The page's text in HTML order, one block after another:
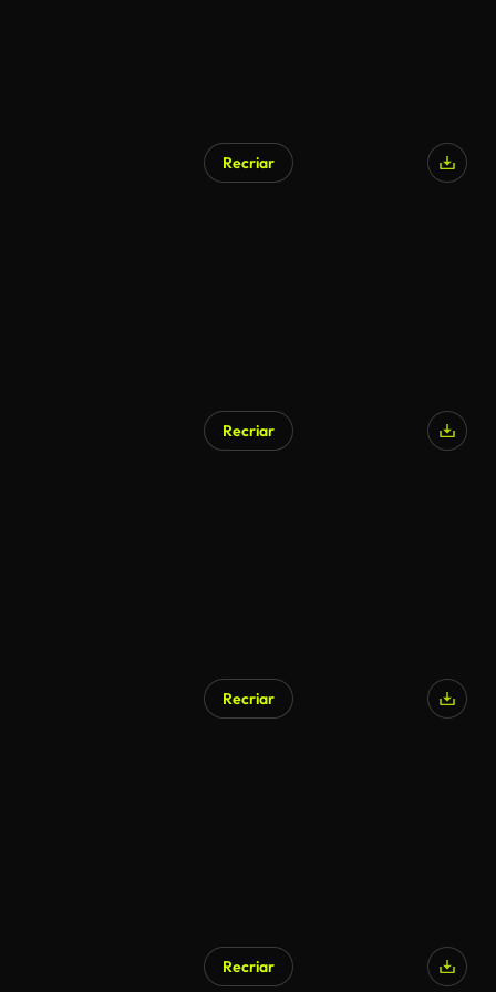
Recriar
Recriar
Recriar
Recriar